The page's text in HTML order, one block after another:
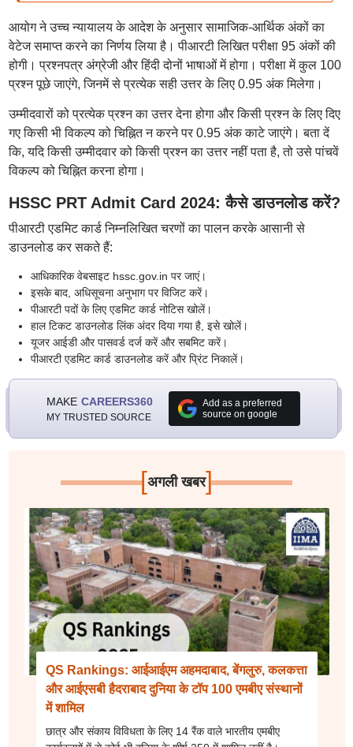
आयोग ने उच्च न्यायालय के आदेश के अनुसार सामाजिक-आर्थिक अंकों का
वेटेज समाप्त करने का निर्णय लिया है। पीआरटी लिखित परीक्षा 95 अंकों की
होगी। प्रश्नपत्र अंग्रेजी और हिंदी दोनों भाषाओं में होगा। परीक्षा में कुल 100
प्रश्न पूछे जाएंगे, जिनमें से प्रत्येक सही उत्तर के लिए 0.95 अंक मिलेगा।
उम्मीदवारों को प्रत्येक प्रश्न का उत्तर देना होगा और किसी प्रश्न के लिए दिए
गए किसी भी विकल्प को चिह्नित न करने पर 0.95 अंक काटे जाएंगे। बता दें
कि, यदि किसी उम्मीदवार को किसी प्रश्न का उत्तर नहीं पता है, तो उसे पांचवें
विकल्प को चिह्नित करना होगा।
HSSC PRT Admit Card 2024: कैसे डाउनलोड करें?
पीआरटी एडमिट कार्ड निम्नलिखित चरणों का पालन करके आसानी से
डाउनलोड कर सकते हैं:
आधिकारिक वेबसाइट hssc.gov.in पर जाएं।
इसके बाद, अधिसूचना अनुभाग पर विजिट करें।
पीआरटी पदों के लिए एडमिट कार्ड नोटिस खोलें।
हाल टिकट डाउनलोड लिंक अंदर दिया गया है, इसे खोलें।
यूजर आईडी और पासवर्ड दर्ज करें और सबमिट करें।
पीआरटी एडमिट कार्ड डाउनलोड करें और प्रिंट निकालें।
MAKE CAREERS360
MY TRUSTED SOURCE
Add as a preferred
source on google
[अगली खबर]
QS Rankings: आईआईएम अहमदाबाद, बेंगलुरु, कलकत्ता
और आईएसबी हैदराबाद दुनिया के टॉप 100 एमबीए संस्थानों
में शामिल
छात्र और संकाय विविधता के लिए 14 रैंक वाले भारतीय एमबीए